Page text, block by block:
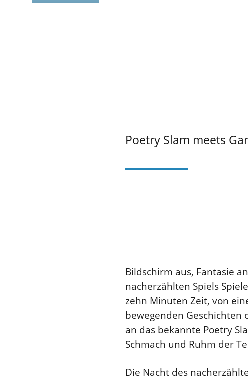
Poetry Slam meets
Bildschirm aus, Fantasie
nacherzählten Spiels
zehn Minuten Zeit, von
bewegenden Geschichten
an das bekannte Poetry
Schmach und Ruhm der
Die Nacht des